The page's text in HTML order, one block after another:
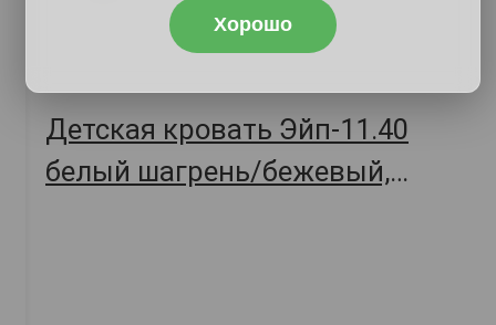
Детская кровать Эйп-11.40
белый шагрень/бежевый,
Хорошо